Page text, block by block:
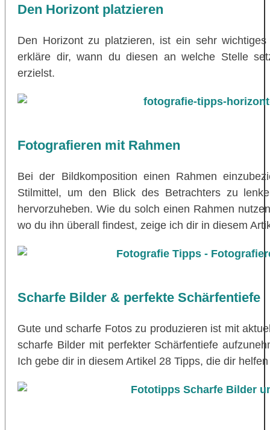
Den Horizont platzieren
Den Horizont zu platzieren, ist ein sehr
erkläre dir, wann du diesen an welche Stelle
erzielst.
Fotografieren mit Rahmen
Bei der Bildkomposition einen Rahmen
Stilmittel, um den Blick des Betrachters zu
hervorzuheben. Wie du solch einen Rahmen
wo du ihn überall findest, zeige ich dir in diesem
Scharfe Bilder & perfekte Schärfentiefe
Gute und scharfe Fotos zu produzieren ist mit
scharfe Bilder mit perfekter Schärfentiefe
Ich gebe dir in diesem Artikel 28 Tipps, die dir